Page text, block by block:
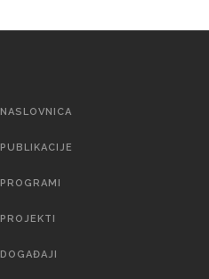
MAIN
NASLOVNICA
PUBLIKACIJE
PROGRAMI
PROJEKTI
DOGAĐAJI